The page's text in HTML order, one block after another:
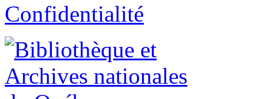
Confidentialité